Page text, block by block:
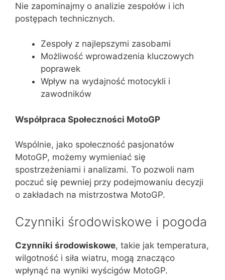
Nie zapominajmy o analizie zespołów i ich
postępach technicznych.
Zespoły z najlepszymi zasobami
Możliwość wprowadzenia kluczowych
poprawek
Wpływ na wydajność motocykli i
zawodników
Współpraca Społeczności MotoGP
Wspólnie, jako społeczność pasjonatów
MotoGP, możemy wymieniać się
spostrzeżeniami i analizami. To pozwoli nam
poczuć się pewniej przy podejmowaniu decyzji
o zakładach na mistrzostwa MotoGP.
Czynniki środowiskowe i pogoda
Czynniki środowiskowe, takie jak temperatura,
wilgotność i siła wiatru, mogą znacząco
wpłynąć na wyniki wyścigów MotoGP.